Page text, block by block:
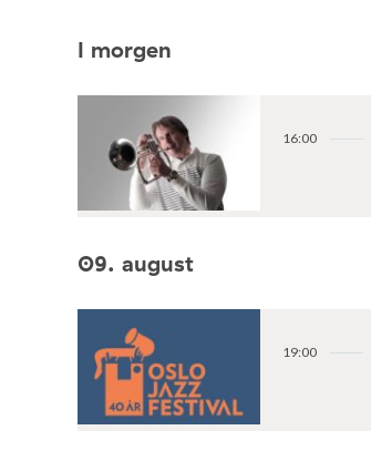
I morgen
16:00
09. august
19:00